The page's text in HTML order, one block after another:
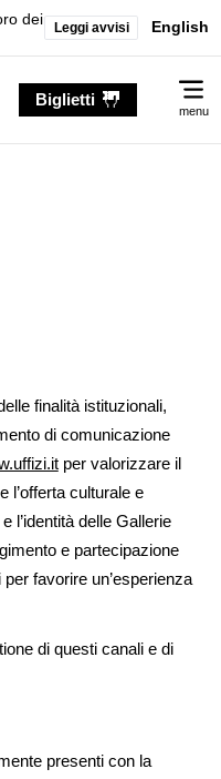
dei
Leggi avvisi English
Biglietti
menu
finalità istituzionali,
di comunicazione
per valorizzare il
l’offerta culturale e
l’identità delle Gallerie
e partecipazione
favorire un’esperienza
di questi canali e di
presenti con la